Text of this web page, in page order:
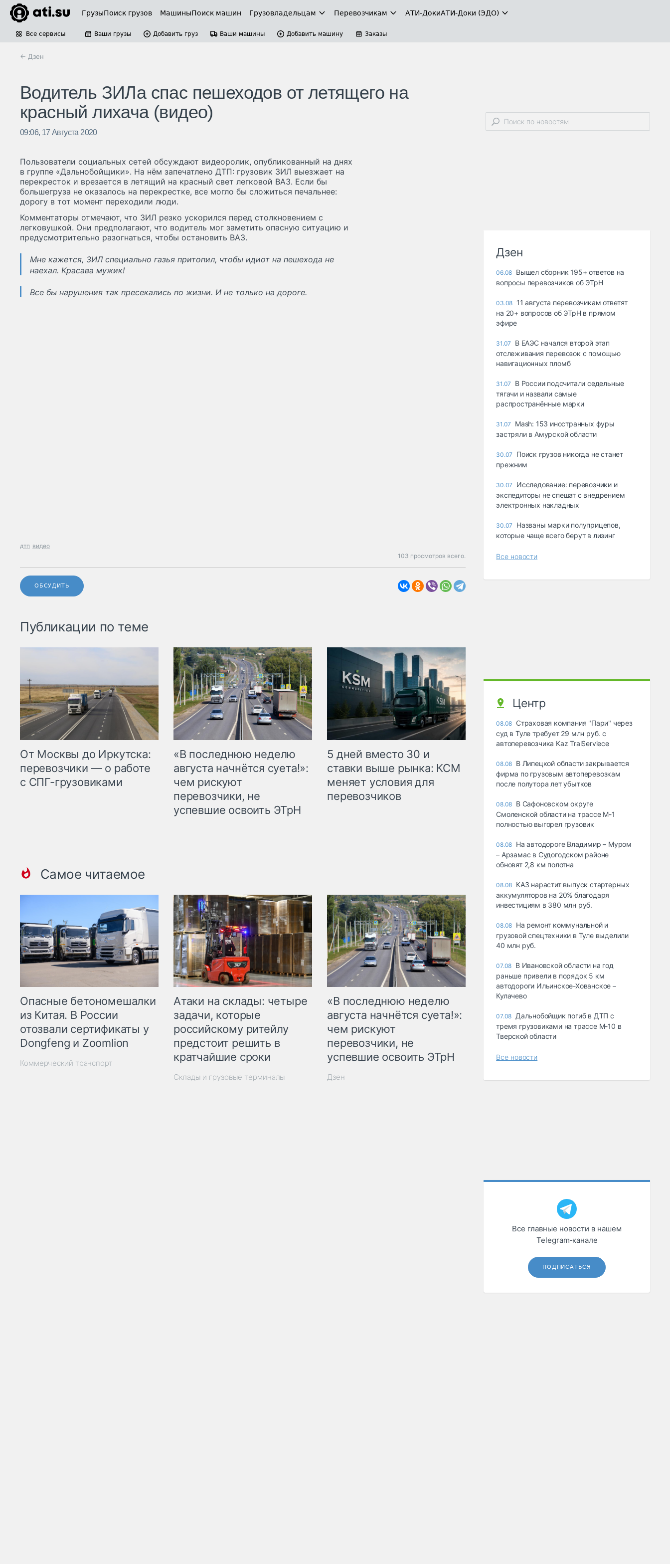
ГрузыПоиск грузов МашиныПоиск машин Грузовладельцам Перевозчикам АТИ-ДокиАТИ-Доки (ЭДО)
Все сервисы Ваши грузы Добавить груз Ваши машины Добавить машину Заказы
← Дзен
Водитель ЗИЛа спас пешеходов от летящего на
красный лихача (видео)
09:06, 17 Августа 2020
Пользователи социальных сетей обсуждают видеоролик, опубликованный на днях
в группе «Дальнобойщики». На нём запечатлено ДТП: грузовик ЗИЛ выезжает на
перекресток и врезается в летящий на красный свет легковой ВАЗ. Если бы
большегруза не оказалось на перекрестке, все могло бы сложиться печальнее:
дорогу в тот момент переходили люди.
Комментаторы отмечают, что ЗИЛ резко ускорился перед столкновением с
легковушкой. Они предполагают, что водитель мог заметить опасную ситуацию и
предусмотрительно разогнаться, чтобы остановить ВАЗ.
Мне кажется, ЗИЛ специально газья притопил, чтобы идиот на пешехода не
наехал. Красава мужик!
Все бы нарушения так пресекались по жизни. И не только на дороге.
дтп видео
103 просмотров всего.
ОБСУДИТЬ
Публикации по теме
От Москвы до Иркутска:
перевозчики — о работе
с СПГ-грузовиками
«В последнюю неделю
августа начнётся суета!»:
чем рискуют
перевозчики, не
успевшие освоить ЭТрН
5 дней вместо 30 и
ставки выше рынка: КСМ
меняет условия для
перевозчиков
Самое читаемое
Опасные бетономешалки
из Китая. В России
отозвали сертификаты у
Dongfeng и Zoomlion
Коммерческий транспорт
Атаки на склады: четыре
задачи, которые
российскому ритейлу
предстоит решить в
кратчайшие сроки
Склады и грузовые терминалы
«В последнюю неделю
августа начнётся суета!»:
чем рискуют
перевозчики, не
успевшие освоить ЭТрН
Дзен
Дзен
06.08 Вышел сборник 195+ ответов на
вопросы перевозчиков об ЭТрН
03.08 11 августа перевозчикам ответят
на 20+ вопросов об ЭТрН в прямом
эфире
31.07
В ЕАЭС начался второй этап
отслеживания перевозок с помощью
навигационных пломб
31.07
В России подсчитали седельные
тягачи и назвали самые
распространённые марки
31.07
Mash: 153 иностранных фуры
застряли в Амурской области
30.07
Поиск грузов никогда не станет
прежним
30.07
Исследование: перевозчики и
экспедиторы не спешат с внедрением
электронных накладных
30.07
Названы марки полуприцепов,
которые чаще всего берут в лизинг
Все новости
Центр
08.08 Страховая компания "Пари" через
суд в Туле требует 29 млн руб. с
автоперевозчика Kaz TralServiece
08.08 В Липецкой области закрывается
фирма по грузовым автоперевозкам
после полутора лет убытков
08.08 В Сафоновском округе
Смоленской области на трассе М-1
полностью выгорел грузовик
08.08 На автодороге Владимир – Муром
– Арзамас в Судогодском районе
обновят 2,8 км полотна
08.08 КАЗ нарастит выпуск стартерных
аккумуляторов на 20% благодаря
инвестициям в 380 млн руб.
08.08 На ремонт коммунальной и
грузовой спецтехники в Туле выделили
40 млн руб.
07.08 В Ивановской области на год
раньше привели в порядок 5 км
автодороги Ильинское-Хованское –
Кулачево
07.08 Дальнобойщик погиб в ДТП с
тремя грузовиками на трассе М-10 в
Тверской области
Все новости
Все главные новости в нашем
Telegram‑канале
ПОДПИСАТЬСЯ